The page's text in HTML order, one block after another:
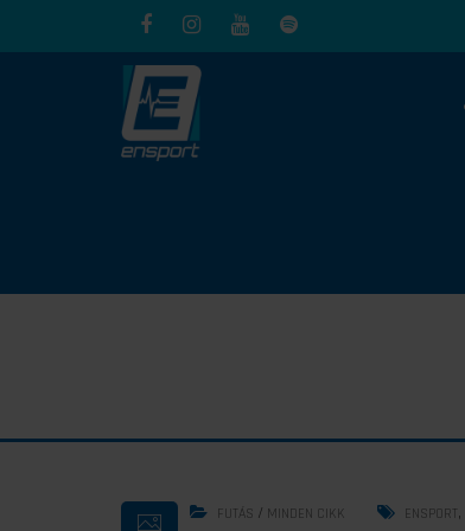
FUTÁS / MINDEN CIKK ENSPORT ,